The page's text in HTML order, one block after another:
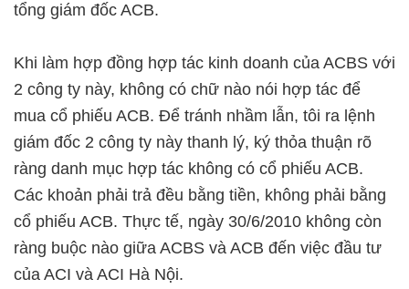
tổng giám đốc ACB.
Khi làm hợp đồng hợp tác kinh doanh của ACBS với
2 công ty này, không có chữ nào nói hợp tác để
mua cổ phiếu ACB. Để tránh nhầm lẫn, tôi ra lệnh
giám đốc 2 công ty này thanh lý, ký thỏa thuận rõ
ràng danh mục hợp tác không có cổ phiếu ACB.
Các khoản phải trả đều bằng tiền, không phải bằng
cổ phiếu ACB. Thực tế, ngày 30/6/2010 không còn
ràng buộc nào giữa ACBS và ACB đến việc đầu tư
của ACI và ACI Hà Nội.